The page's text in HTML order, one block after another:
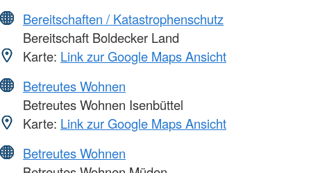
Bereitschaften / Katastrophenschutz
Bereitschaft Boldecker Land
Karte: Link zur Google Maps Ansicht
Betreutes Wohnen
Betreutes Wohnen Isenbüttel
Karte: Link zur Google Maps Ansicht
Betreutes Wohnen